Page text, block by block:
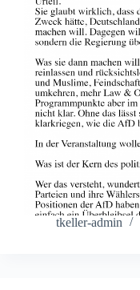
tkeller-admin